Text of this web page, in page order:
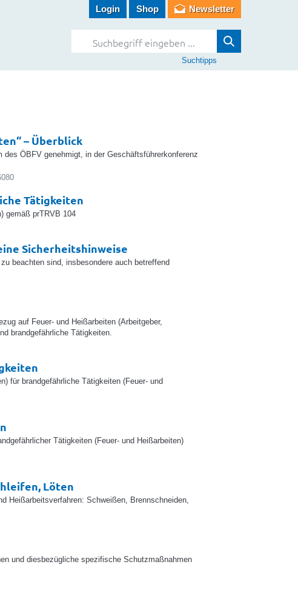
Login Shop Newsletter
Suchtipps
– Überblick
ÖBFV genehmigt, in der Geschäftsführerkonferenz
Tätigkeiten
gemäß prTRVB 104
Sicherheitshinweise
beachten sind, insbesondere auch betreffend
auf Feuer- und Heißarbeiten (Arbeitgeber,
brandgefährliche Tätigkeiten.
für brandgefährliche Tätigkeiten (Feuer- und
Tätigkeiten (Feuer- und Heißarbeiten)
Löten
Heißarbeitsverfahren: Schweißen, Brennschneiden,
und diesbezügliche spezifische Schutzmaßnahmen